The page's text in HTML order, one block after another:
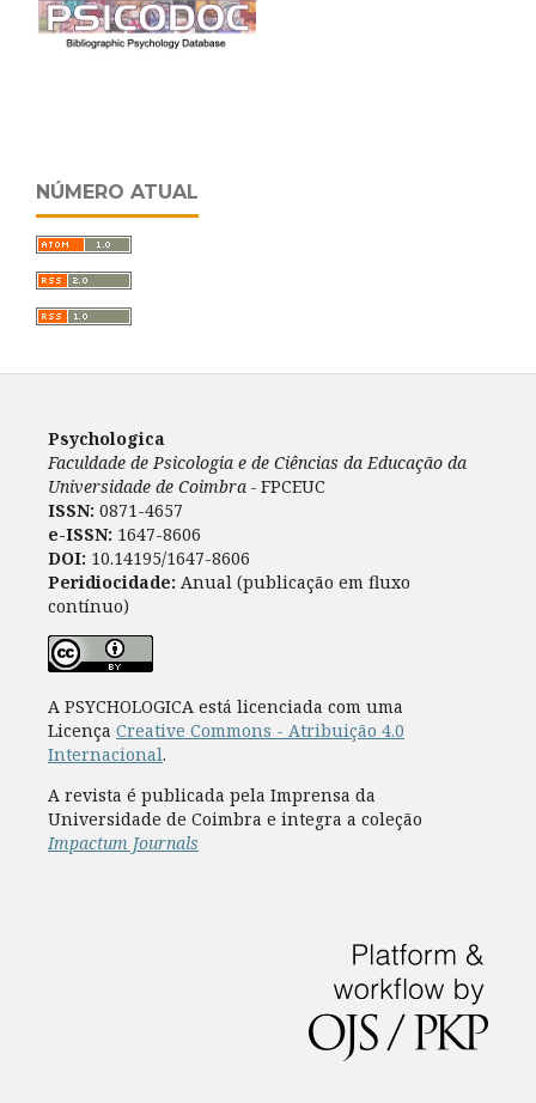
NÚMERO ATUAL
Psychologica
Faculdade de Psicologia e de Ciências da Educação da
Universidade de Coimbra - FPCEUC
ISSN: 0871-4657
e-ISSN: 1647-8606
DOI: 10.14195/1647-8606
Peridiocidade: Anual (publicação em fluxo
contínuo)
A PSYCHOLOGICA está licenciada com uma
Licença Creative Commons - Atribuição 4.0
Internacional.
A revista é publicada pela Imprensa da
Universidade de Coimbra e integra a coleção
Impactum Journals